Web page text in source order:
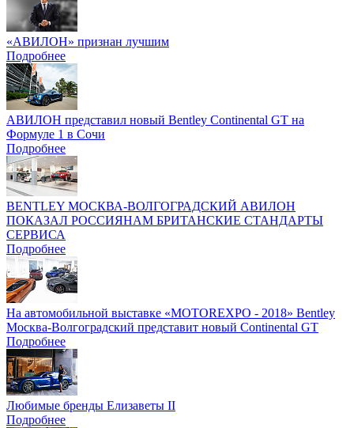
«АВИЛОН» признан лучшим
Подробнее
АВИЛОН представил новый Bentley Continental GT на
Формуле 1 в Сочи
Подробнее
BENTLEY МОСКВА-ВОЛГОГРАДСКИЙ АВИЛОН
ПОКАЗАЛ РОССИЯНАМ БРИТАНСКИЕ СТАНДАРТЫ
СЕРВИСА
Подробнее
На автомобильной выставке «MOTOREXPO - 2018» Bentley
Москва-Волгоградский представит новый Continental GT
Подробнее
Любимые бренды Елизаветы II
Подробнее